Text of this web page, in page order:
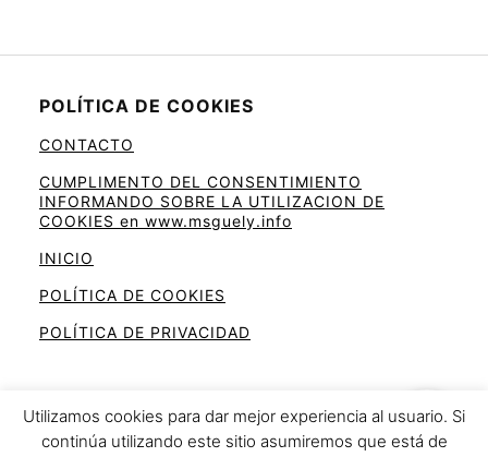
POLÍTICA DE COOKIES
CONTACTO
CUMPLIMENTO DEL CONSENTIMIENTO
INFORMANDO SOBRE LA UTILIZACION DE
COOKIES en www.msguely.info
INICIO
POLÍTICA DE COOKIES
POLÍTICA DE PRIVACIDAD
Utilizamos cookies para dar mejor experiencia al usuario. Si
continúa utilizando este sitio asumiremos que está de